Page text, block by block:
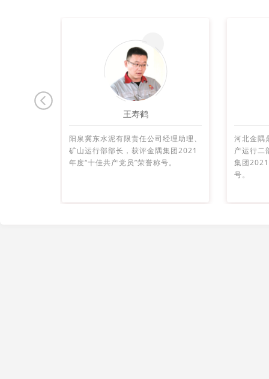
张亚坤
河北金隅鼎鑫水泥有限公司二分公司生
产运行二部熟料制备工序长，获评金隅
集团2021年度“十佳共产党员”荣誉称
金隅冀东
有限公司
产运管中
年度“十